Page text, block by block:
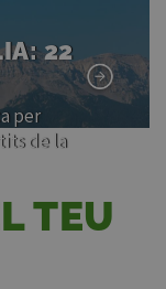
22
per
de la
TEU